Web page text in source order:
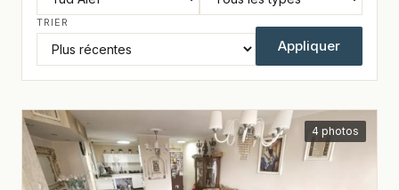
TRIER
Appliquer
4 photos